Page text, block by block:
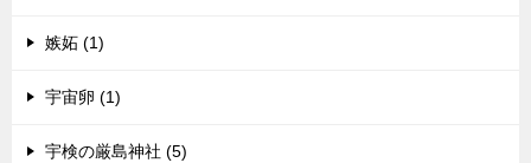
嫉妬 (1)
宇宙卵 (1)
宇検の厳島神社 (5)